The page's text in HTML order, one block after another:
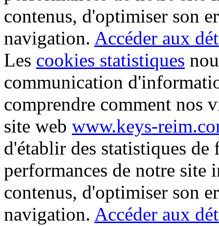
contenus, d'optimiser son
navigation. Accéder aux
Les cookies statistiques
communication
comprendre comment nos
site web www.keys-
d'établir des statistiques
performances de notre site
contenus, d'optimiser son
navigation. Accéder aux